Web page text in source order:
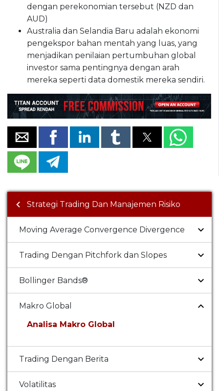
dengan perekonomian tersebut (NZD dan
AUD)
Australia dan Selandia Baru adalah ekonomi
pengekspor bahan mentah yang luas, yang
menjadikan penilaian pertumbuhan global
investor sama pentingnya dengan arah
mereka seperti data domestik mereka sendiri.
Strategi Trading Dan Manajemen Risiko
Moving Average Convergence Divergence
Trading Dengan Pitchfork dan Slopes
Bollinger Bands®
Makro Global
Analisa Makro Global
Trading Dengan Berita
Volatilitas